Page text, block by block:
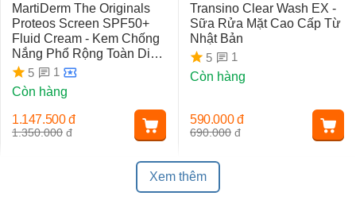
MartiDerm The Originals
Proteos Screen SPF50+
Fluid Cream - Kem Chống
Nắng Phổ Rộng Toàn Diện
Ngừa Lão Hóa, Nám Da
5
1
Còn hàng
1.350.000 đ
1.147.500 đ
Transino Clear Wash EX -
Sữa Rửa Mặt Cao Cấp Từ
Nhật Bản
5
1
Còn hàng
690.000 đ
590.000 đ
Xem thêm